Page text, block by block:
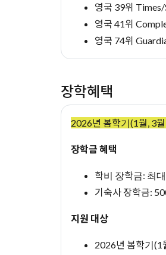
영국 39위
영국 41위
영국 74위
장학혜택
2026년 봄학기(1월, 3
장학금 혜택
학비 장학금: 최
기숙사 장학금:
지원 대상
2026년 봄학기(1